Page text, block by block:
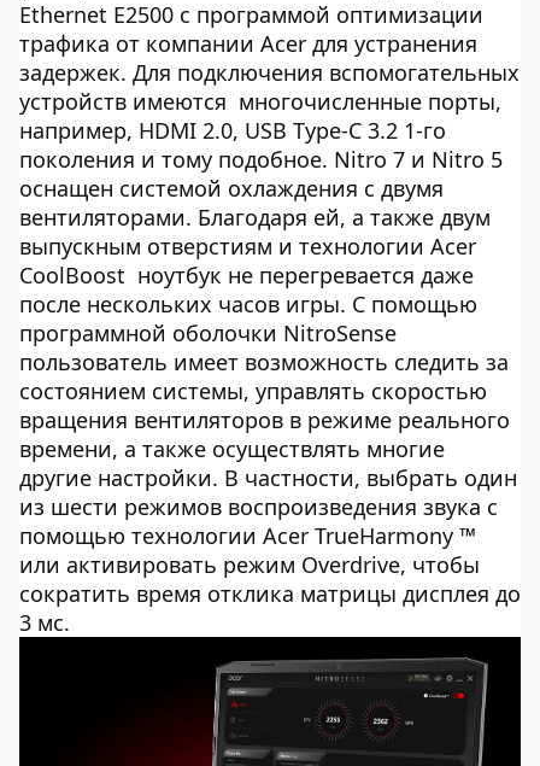
Ethernet E2500 с программой оптимизации
трафика от компании Acer для устранения
задержек. Для подключения вспомогательных
устройств имеются многочисленные порты,
например, HDMI 2.0, USB Type-C 3.2 1-го
поколения и тому подобное. Nitro 7 и Nitro 5
оснащен системой охлаждения с двумя
вентиляторами. Благодаря ей, а также двум
выпускным отверстиям и технологии Acer
CoolBoost ноутбук не перегревается даже
после нескольких часов игры. С помощью
программной оболочки NitroSense
пользователь имеет возможность следить за
состоянием системы, управлять скоростью
вращения вентиляторов в режиме реального
времени, а также осуществлять многие
другие настройки. В частности, выбрать один
из шести режимов воспроизведения звука с
помощью технологии Acer TrueHarmony ™
или активировать режим Overdrive, чтобы
сократить время отклика матрицы дисплея до
3 мс.